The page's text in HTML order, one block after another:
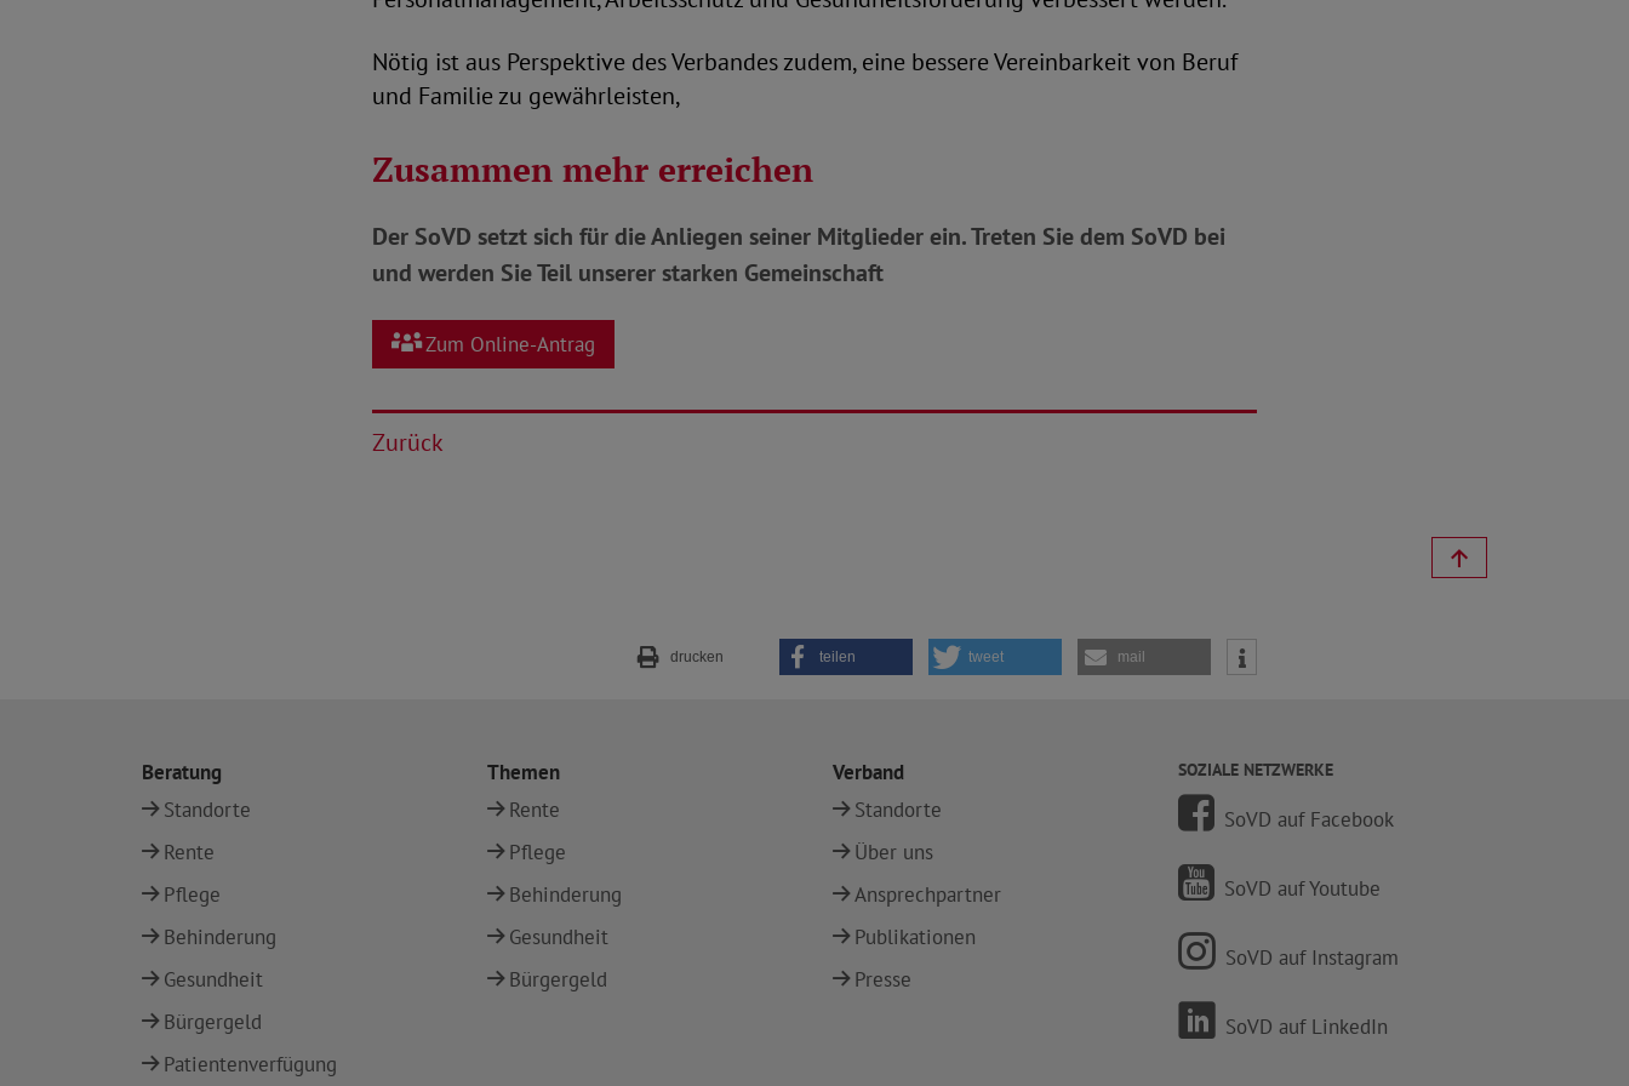
Nötig ist aus Perspektive des Verbandes zudem, eine bessere Vereinbarkeit von Beruf
und Familie zu gewährleisten,
Zusammen mehr erreichen
Der SoVD setzt sich für die Anliegen seiner Mitglieder ein. Treten Sie dem SoVD bei
und werden Sie Teil unserer starken Gemeinschaft
Zum Online-Antrag
Zurück
drucken teilen tweet mail
Beratung
Standorte
Rente
Pflege
Behinderung
Gesundheit
Bürgergeld
Patientenverfügung
Themen
Rente
Pflege
Behinderung
Gesundheit
Bürgergeld
Verband
Standorte
Über uns
Ansprechpartner
Publikationen
Presse
SOZIALE NETZWERKE
SoVD auf Facebook
SoVD auf Youtube
SoVD auf Instagram
SoVD auf LinkedIn